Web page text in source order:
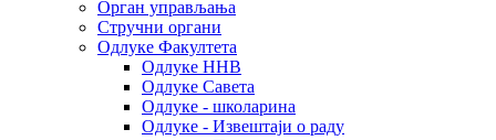
Oрган управљања
Стручни органи
Одлуке Факултета
Одлуке ННВ
Одлуке Савета
Одлуке - школарина
Одлуке - Извештаји о раду